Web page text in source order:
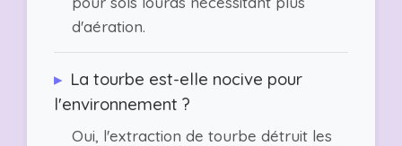
d'aération.
▸ La tourbe est-elle nocive pour
l'environnement ?
Oui, l'extraction de tourbe détruit les